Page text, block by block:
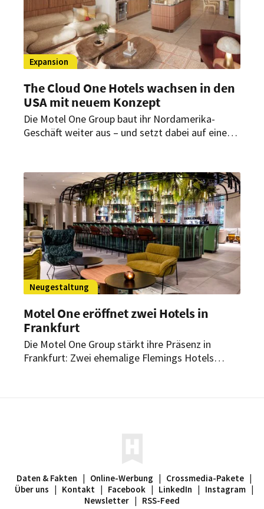
Expansion
The Cloud One Hotels wachsen in den
USA mit neuem Konzept
Die Motel One Group baut ihr Nordamerika-
Geschäft weiter aus – und setzt dabei auf eine
Eigentumswohnungen unter einer Marke vereint.
Neugestaltung
Motel One eröffnet zwei Hotels in
Frankfurt
Die Motel One Group stärkt ihre Präsenz in
Frankfurt: Zwei ehemalige Flemings Hotels
Daten & Fakten | Online-Werbung | Crossmedia-Pakete |
Über uns | Kontakt | Facebook | LinkedIn | Instagram |
Newsletter | RSS-Feed